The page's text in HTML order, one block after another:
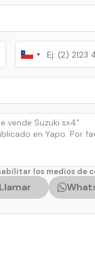
Chile
+56
los medios de
Llamar